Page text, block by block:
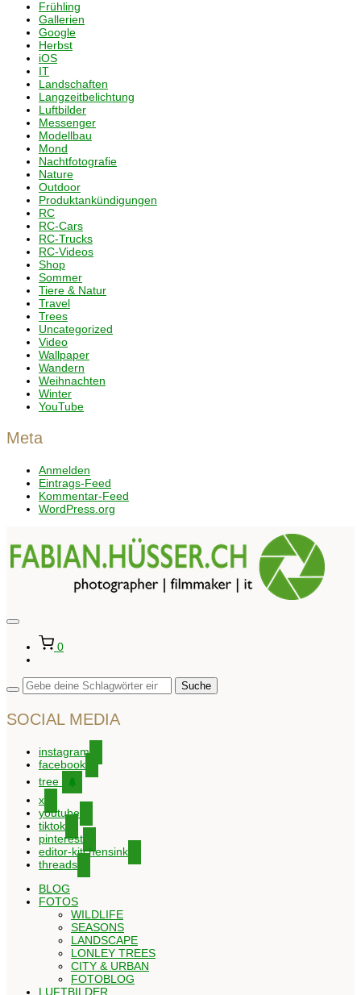
Frühling
Gallerien
Google
Herbst
iOS
IT
Landschaften
Langzeitbelichtung
Luftbilder
Messenger
Modellbau
Mond
Nachtfotografie
Nature
Outdoor
Produktankündigungen
RC
RC-Cars
RC-Trucks
RC-Videos
Shop
Sommer
Tiere & Natur
Travel
Trees
Uncategorized
Video
Wallpaper
Wandern
Weihnachten
Winter
YouTube
Meta
Anmelden
Eintrags-Feed
Kommentar-Feed
WordPress.org
Seitenleiste
Navigation
umschalten
0
SOCIAL MEDIA
instagram
facebook
tree
x
youtube
tiktok
pinterest
editor-kitchensink
threads
BLOG
FOTOS
WILDLIFE
SEASONS
LANDSCAPE
LONLEY TREES
CITY & URBAN
FOTOBLOG
LUFTBILDER